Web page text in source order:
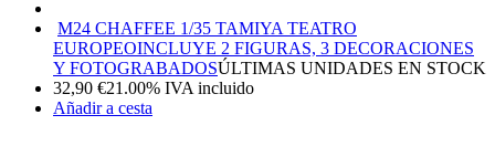
M24 CHAFFEE 1/35 TAMIYA TEATRO
EUROPEOINCLUYE 2 FIGURAS, 3 DECORACIONES
Y FOTOGRABADOSÚLTIMAS UNIDADES EN STOCK
32,90 €21.00% IVA incluido
Añadir a cesta